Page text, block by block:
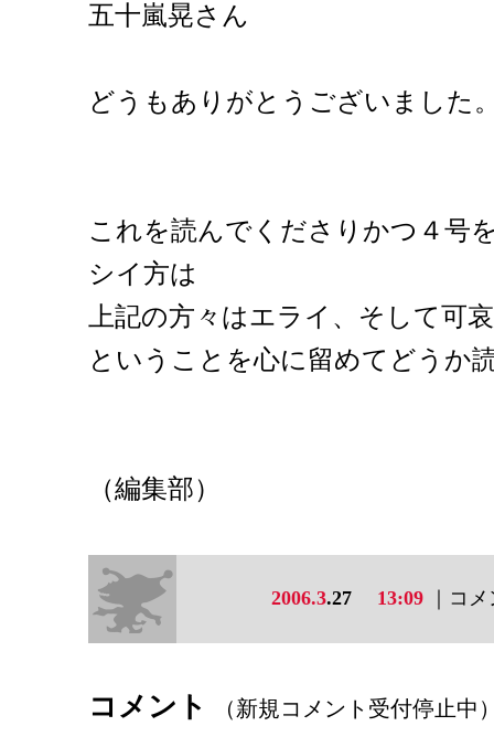
五十嵐晃さん
どうもありがとうございました
これを読んでくださりかつ４号
シイ方は
上記の方々はエライ、そして可
ということを心に留めてどうか
（編集部）
2006.3.27 13:09 ｜コ
コメント （新規コメント受付停止中